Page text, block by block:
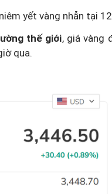
niêm yết vàng nhẫn tại
thế giới, giá vàng
qua.
Một cuộc hôn
mảnh đất và